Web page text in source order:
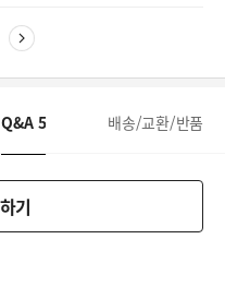
Q&A 5 배송/교환/반품
기